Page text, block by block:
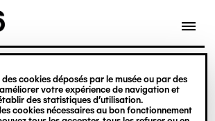
cookies déposés par le musée ou par des
votre expérience de navigation et
des statistiques d’utilisation.
cookies nécessaires au bon fonctionnement